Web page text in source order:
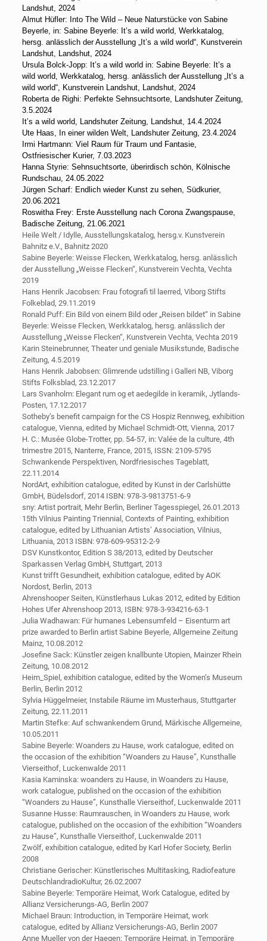
Landshut, 2024
Almut Hüfler: Into The Wild – Neue Naturstücke von Sabine
Beyerle, in: Sabine Beyerle: It’s a wild world, Werkkatalog,
hersg. anlässlich der Ausstellung „It’s a wild world“, Kunstverein
Landshut, Landshut, 2024
Ursula Bolck-Jopp: It’s a wild world in: Sabine Beyerle: It’s a
wild world, Werkkatalog, hersg. anlässlich der Ausstellung „It’s a
wild world“, Kunstverein Landshut, Landshut, 2024
Roberta de Righi: Perfekte Sehnsuchtsorte, Landshuter Zeitung,
3.5.2024
It’s a wild world, Landshuter Zeitung, Landshut, 14.4.2024
Ute Haas, In einer wilden Welt, Landshuter Zeitung, 23.4.2024
Irmi Hartmann: Viel Raum für Traum und Fantasie,
Ostfriesischer Kurier, 7.03.2023
Hanna Styrie: Sehnsuchtsorte, überirdisch schön, Kölnische
Rundschau, 24.05.2022
Jürgen Scharf: Endlich wieder Kunst zu sehen, Südkurier,
20.06.2021
Roswitha Frey: Erste Ausstellung nach Corona Zwangspause,
Badische Zeitung, 21.06.2021
Heile Welt / Idylle, Ausstellungskatalog, hersg.v. Kunstverein
Bahnitz e.V., Bahnitz 2020
Sabine Beyerle: Weisse Flecken, Werkkatalog, hersg. anlässlich
der Ausstellung „Weisse Flecken“, Kunstverein Vechta, Vechta
2019
Hans Henrik Jacobsen: Frau fotografi til laerred, Viborg Stifts
Folkeblad, 29.11.2019
Ronald Puff: Ein Bild von einem Bild oder „Reisen bildet“ in Sabine
Beyerle: Weisse Flecken, Werkkatalog, hersg. anlässlich der
Ausstellung „Weisse Flecken“, Kunstverein Vechta, Vechta 2019
Karin Steinebrunner, Theater und geniale Musikstunde, Badische
Zeitung, 4.5.2019
Hans Henrik Jabobsen: Glimrende udstilling i Galleri NB, Viborg
Stifts Folksblad, 23.12.2017
Lars Svanholm: Elegant rum og et aedegilde in keramik, Jytlands-
Posten, 17.12.2017
Sotheby’s benefit campaign for the CS Hospiz Rennweg, exhibition
catalogue, Vienna, edited by Michael Schmidt-Ott, Vienna, 2017
H. C.: Musée Globe-Trotter, pp. 54-57, in: Valée de la culture, 4th
trimestre 2015, Nanterre, France, 2015, ISSN: 2109-5795
Schwankende Perspektiven, Nordfriesisches Tageblatt,
22.11.2014
NordArt, exhibition catalogue, edited by Kunst in der Carlshütte
GmbH, Büdelsdorf, 2014 ISBN: 978-3-9813751-6-9
sny: Artist portrait, Mehr Berlin, Berliner Tagesspiegel, 26.01.2013
15th Vilnius Painting Triennial, Contexts of Painting, exhibition
catalogue, edited by Lithuanian Artists’ Association, Vilnius,
Lithuania, 2013 ISBN: 978-609-95312-2-9
DSV Kunstkontor, Edition S 38/2013, edited by Deutscher
Sparkassen Verlag GmbH, Stuttgart, 2013
Kunst trifft Gesundheit, exhibition catalogue, edited by AOK
Nordost, Berlin, 2013
Ahrenshooper Seiten, Künstlerhaus Lukas 2012, edited by Edition
Hohes Ufer Ahrenshoop 2013, ISBN: 978-3-934216-63-1
Julia Wadhawan: Für humanes Lebensumfeld – Eisenturm art
prize awarded to Berlin artist Sabine Beyerle, Allgemeine Zeitung
Mainz, 10.08.2012
Josefine Sack: Künstler zeigen knallbunte Utopien, Mainzer Rhein
Zeitung, 10.08.2012
Heim_Spiel, exhibition catalogue, edited by the Women’s Museum
Berlin, Berlin 2012
Sylvia Hüggelmeier, Instabile Räume im Musterhaus, Stuttgarter
Zeitung, 22.11.2011
Martin Stefke: Auf schwankendem Grund, Märkische Allgemeine,
10.05.2011
Sabine Beyerle: Woanders zu Hause, work catalogue, edited on
the occasion of the exhibition “Woanders zu Hause”, Kunsthalle
Vierseithof, Luckenwalde 2011
Kasia Kaminska: woanders zu Hause, in Woanders zu Hause,
work catalogue, published on the occasion of the exhibition
“Woanders zu Hause”, Kunsthalle Vierseithof, Luckenwalde 2011
Susanne Husse: Raumrauschen, in Woanders zu Hause, work
catalogue, published on the occasion of the exhibition “Woanders
zu Hause”, Kunsthalle Vierseithof, Luckenwalde 2011
Zwölf, exhibition catalogue, edited by Karl Hofer Society, Berlin
2008
Christiane Gerischer: Künstlerisches Multitasking, Radiofeature
DeutschlandradioKultur, 26.02.2007
Sabine Beyerle: Temporäre Heimat, Work Catalogue, edited by
Allianz Versicherungs-AG, Berlin 2007
Michael Braun: Introduction, in Temporäre Heimat, work
catalogue, edited by Allianz Versicherungs-AG, Berlin 2007
Anne Mueller von der Haegen: Temporäre Heimat, in Temporäre